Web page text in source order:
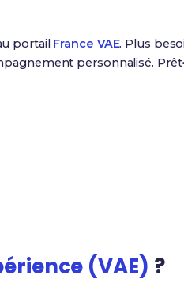
portail France VAE. Plus
personnalisé.
(VAE) ?